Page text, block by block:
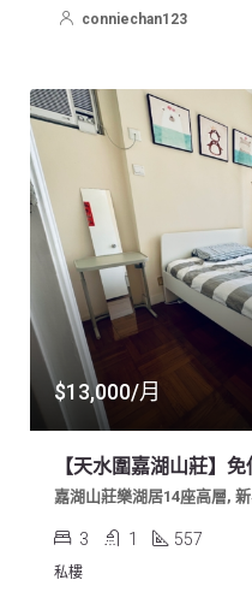
conniechan123
$13,000/月
嘉湖山莊樂湖居14座高層,
3 1 557
私樓